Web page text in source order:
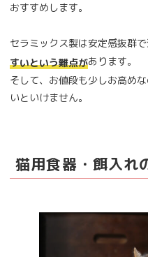
おすすめします。
セラミックス製は安定感抜群で
すいという難点があります。
そして、お値段も少しお高め
いといけません。
猫用食器・餌入れ